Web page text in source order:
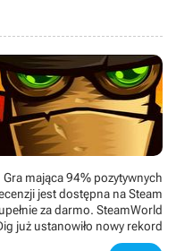
Gra mająca 94% pozytywnych
jest dostępna na Steam
za darmo. SteamWorld
już ustanowiło nowy rekord